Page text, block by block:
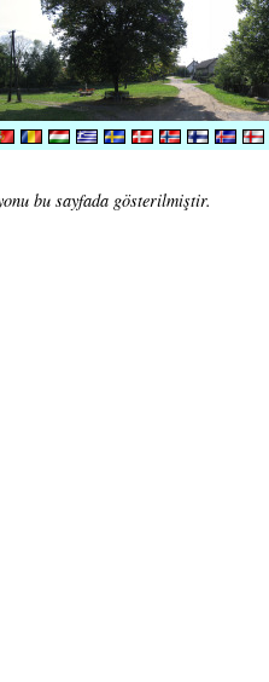
bu sayfada gösterilmiştir.